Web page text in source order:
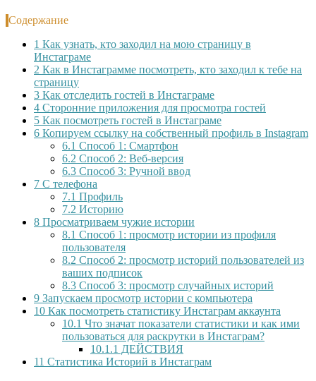
Содержание
1 Как узнать, кто заходил на мою страницу в
Инстаграме
2 Как в Инстаграмме посмотреть, кто заходил к тебе на
страницу
3 Как отследить гостей в Инстаграме
4 Сторонние приложения для просмотра гостей
5 Как посмотреть гостей в Инстаграме
6 Копируем ссылку на собственный профиль в Instagram
6.1 Способ 1: Смартфон
6.2 Способ 2: Веб-версия
6.3 Способ 3: Ручной ввод
7 С телефона
7.1 Профиль
7.2 Историю
8 Просматриваем чужие истории
8.1 Способ 1: просмотр истории из профиля
пользователя
8.2 Способ 2: просмотр историй пользователей из
ваших подписок
8.3 Способ 3: просмотр случайных историй
9 Запускаем просмотр истории с компьютера
10 Как посмотреть статистику Инстаграм аккаунта
10.1 Что значат показатели статистики и как ими
пользоваться для раскрутки в Инстаграм?
10.1.1 ДЕЙСТВИЯ
11 Статистика Историй в Инстаграм